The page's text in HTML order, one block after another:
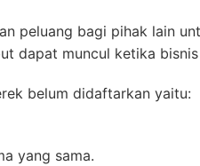
peluang bagi pihak lain
dapat muncul ketika
belum didaftarkan yaitu:
yang sama.